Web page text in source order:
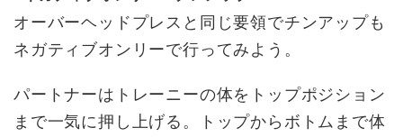
オーバーヘッドプレスと同じ要領でチンアップも
ネガティブオンリーで行ってみよう。
パートナーはトレーニーの体をトップポジション
まで一気に押し上げる。トップからボトムまで体